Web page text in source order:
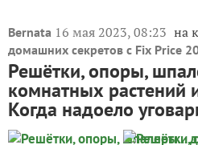
Bernata 16 мая 2023, 08:23 на
домашних секретов с Fix Price
Решётки, опоры,
комнатных растений
Когда надоело